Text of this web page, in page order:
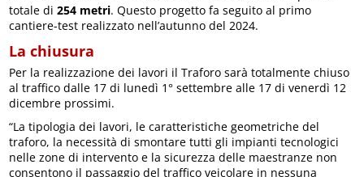
totale di254 metri. Questo progetto fa seguito al primo
cantiere-test realizzato nell’autunno del 2024.
La chiusura
Per la realizzazione dei lavori il Traforo sarà totalmente chiuso
al traffico dalle 17 di lunedì 1° settembre alle 17 di venerdì 12
dicembre prossimi.
“La tipologia dei lavori, le caratteristiche geometriche del
traforo, la necessità di smontare tutti gli impianti tecnologici
nelle zone di intervento e la sicurezza delle maestranze non
consentono il passaggio del traffico veicolare in nessuna